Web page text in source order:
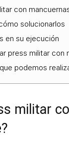
con
solucionarlos
en su ejecución
press militar con
podemos
militar